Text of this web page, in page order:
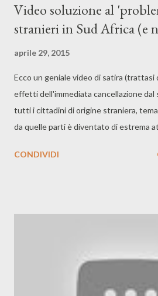
Video soluzione al
stranieri in Sud Africa (e
aprile 29, 2015
Ecco un geniale video di satira (trattasi
effetti dell'immediata cancellazione dal
tutti i cittadini di origine straniera,
da quelle parti è diventato di estrema
cambia. Anzi, tutt'altro...
CONDIVIDI